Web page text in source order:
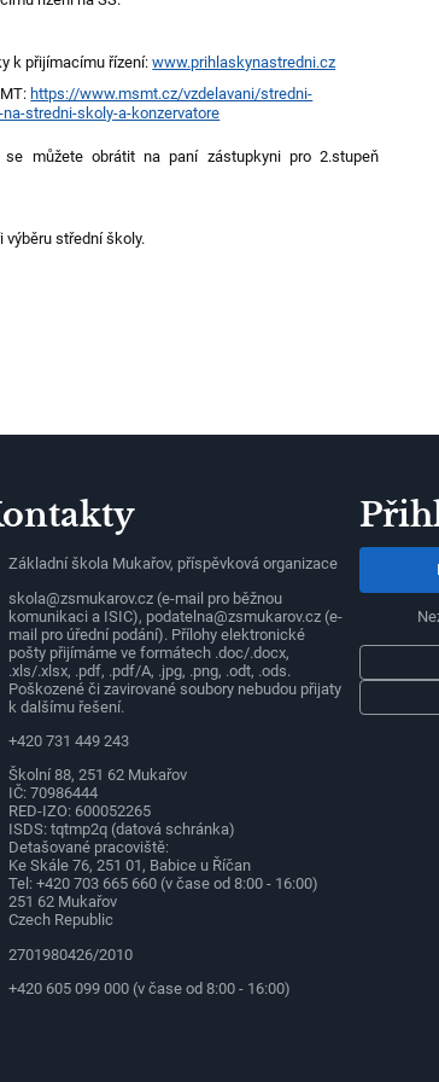
k přijímacímu řízení:www.prihlaskynastredni.cz
https://www.msmt.cz/vzdelavani/stredni-
stredni-skoly-a-konzervatore
můžete obrátit na paní zástupkyni pro 2.stupeň
výběru střední školy.
Základní škola Mukařov, příspěvková organizace
skola@zsmukarov.cz (e-mail pro běžnou
komunikaci a ISIC), podatelna@zsmukarov.cz (e-
mail pro úřední podání). Přílohy elektronické
pošty přijímáme ve formátech .doc/.docx,
.xls/.xlsx, .pdf, .pdf/A, .jpg, .png, .odt, .ods.
Poškozené či zavirované soubory nebudou přijaty
k dalšímu řešení.
+420 731 449 243
Školní 88, 251 62 Mukařov
IČ: 70986444
RED-IZO: 600052265
ISDS: tqtmp2q (datová schránka)
Detašované pracoviště:
Ke Skále 76, 251 01, Babice u Říčan
Tel: +420 703 665 660 (v čase od 8:00 - 16:00)
251 62 Mukařov
Czech Republic
2701980426/2010
+420 605 099 000 (v čase od 8:00 - 16:00)